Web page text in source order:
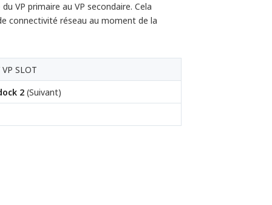
VP primaire au VP secondaire. Cela
connectivité réseau au moment de la
SLOT
2 (Suivant)